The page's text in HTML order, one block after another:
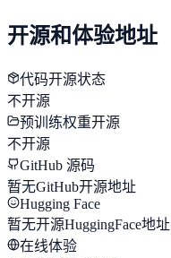
开源和体验地址
代码开源状态
不开源
预训练权重开源
不开源
GitHub 源码
暂无GitHub开源地址
Hugging Face
暂无开源HuggingFace地址
在线体验